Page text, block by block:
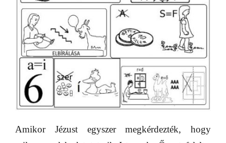
Amikor Jézust egyszer megkérdezték, hogy